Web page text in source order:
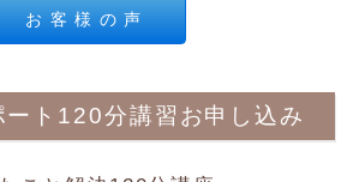
お 客 様 の 声
ート120分講習お申し込み